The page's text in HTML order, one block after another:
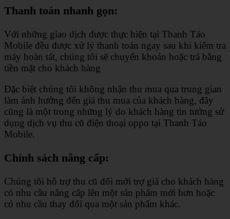
Thanh toán nhanh gọn:
Với những giao dịch được thực hiện tại Thanh Táo
Mobile đều được xử lý thanh toán ngay sau khi kiểm tra
máy hoàn tất, chúng tôi sẽ chuyển khoản hoặc trả bằng
tiền mặt cho khách hàng
Đặc biệt chúng tôi không nhận thu mua qua trung gian
làm ảnh hưởng đến giá thu mua của khách hàng, đây
cũng là một trong những lý do khách hàng tin tưởng sử
dụng dịch vụ thu cũ điện thoại oppo tại Thanh Táo
Mobile.
Chính sách nâng cấp:
Chúng tôi hỗ trợ thu cũ đổi mới trợ giá cho khách hàng
có nhu cầu nâng cấp lên một sản phẩm mới hơn hoặc
có nhu cầu thay đổi qua một sản phẩm khác.